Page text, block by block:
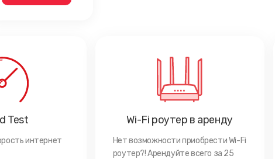
Test
интернет
Wi-Fi роутер в аренду
Нет возможности приобрести Wi-Fi
роутер?! Арендуйте всего за 25